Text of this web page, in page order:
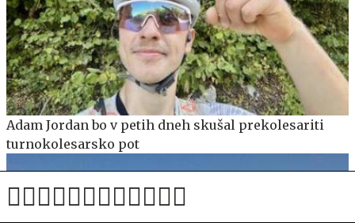
Adam Jordan bo v petih dneh skušal prekolesariti
turnokolesarsko pot